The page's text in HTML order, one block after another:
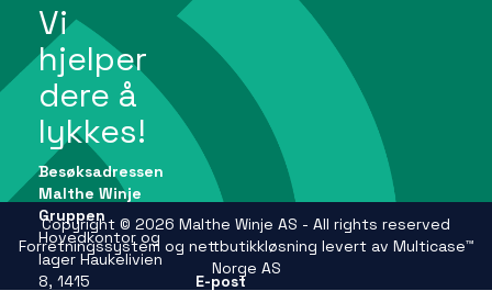
Vi
hjelper
dere å
lykkes!
Besøksadressen
Malthe Winje
Gruppen
Hovedkontor og
lager Haukelivien
8, 1415
E-post
Copyright © 2026 Malthe Winje AS - All rights reserved
Forretningssystem og nettbutikkløsning levert av Multicase™
Norge AS